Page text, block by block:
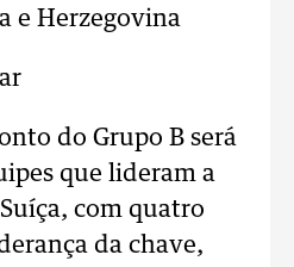
e Herzegovina
do Grupo B será
que lideram a
com quatro
da chave,